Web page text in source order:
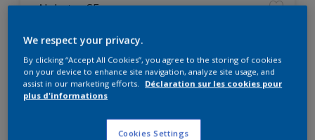
Alphatex SF
Produit à partir de matières
Pouvoir couvrant élevé. Classe 1
suivant DIN EN 13300
We respect your privacy.
By clicking “Accept All Cookies”, you agree to the storing of cookies
on your device to enhance site navigation, analyze site usage, and
assist in our marketing efforts.
Déclaration sur les cookies pour
plus d'informations
Cookies Settings